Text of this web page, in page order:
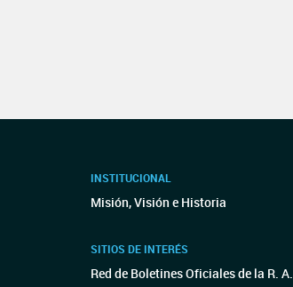
INSTITUCIONAL
Misión, Visión e Historia
SITIOS DE INTERÉS
Red de Boletines Oficiales de la R. A.